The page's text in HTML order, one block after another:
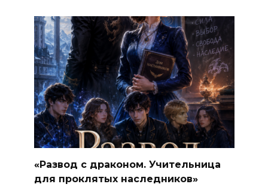
«Развод с драконом. Учительница
для проклятых наследников»